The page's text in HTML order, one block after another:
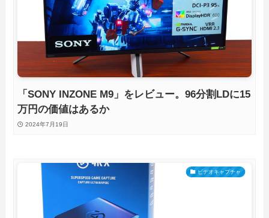
「SONY INZONE M9」をレビュー。96分割LDに15
万円の価値はあるか
2024年7月19日
ビデオキャプチャ